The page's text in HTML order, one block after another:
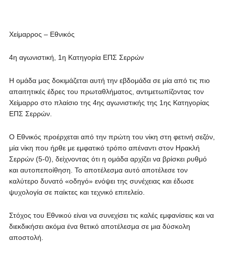
Χείμαρρος – Εθνικός
4η αγωνιστική, 1η Κατηγορία ΕΠΣ Σερρών
Η ομάδα μας δοκιμάζεται αυτή την εβδομάδα σε μία από τις πιο
απαιτητικές έδρες του πρωταθλήματος, αντιμετωπίζοντας τον
Χείμαρρο στο πλαίσιο της 4ης αγωνιστικής της 1ης Κατηγορίας
ΕΠΣ Σερρών.
Ο Εθνικός προέρχεται από την πρώτη του νίκη στη φετινή σεζόν,
μία νίκη που ήρθε με εμφατικό τρόπο απέναντι στον Ηρακλή
Σερρών (5-0), δείχνοντας ότι η ομάδα αρχίζει να βρίσκει ρυθμό
και αυτοπεποίθηση. Το αποτέλεσμα αυτό αποτέλεσε τον
καλύτερο δυνατό «οδηγό» ενόψει της συνέχειας και έδωσε
ψυχολογία σε παίκτες και τεχνικό επιτελείο.
Στόχος του Εθνικού είναι να συνεχίσει τις καλές εμφανίσεις και να
διεκδικήσει ακόμα ένα θετικό αποτέλεσμα σε μια δύσκολη
αποστολή.